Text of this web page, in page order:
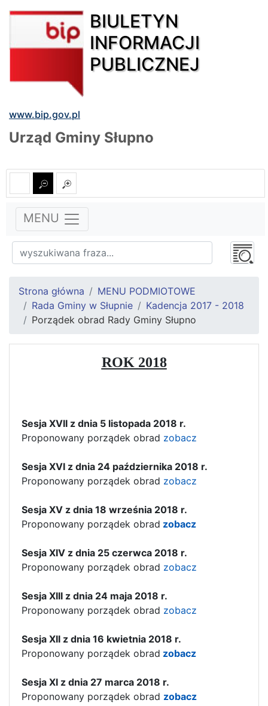
BIULETYN
INFORMACJI
PUBLICZNEJ
www.bip.gov.pl
Urząd Gminy Słupno
MENU
Strona główna
MENU PODMIOTOWE
Rada Gminy w Słupnie
Kadencja 2017 - 2018
Porządek obrad Rady Gminy Słupno
ROK 2018
Sesja XVII z dnia 5 listopada 2018 r.
Proponowany porządek obrad zobacz
Sesja XVI z dnia 24 października 2018 r.
Proponowany porządek obrad zobacz
Sesja XV z dnia 18 września 2018 r.
Proponowany porządek obrad zobacz
Sesja XIV z dnia 25 czerwca 2018 r.
Proponowany porządek obrad zobacz
Sesja XIII z dnia 24 maja 2018 r.
Proponowany porządek obrad zobacz
Sesja XII z dnia 16 kwietnia 2018 r.
Proponowany porządek obrad zobacz
Sesja XI z dnia 27 marca 2018 r.
Proponowany porządek obrad zobacz